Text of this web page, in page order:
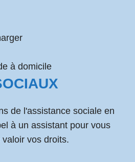
à domicile
de l'assistance sociale en
à un assistant pour vous
vos droits.